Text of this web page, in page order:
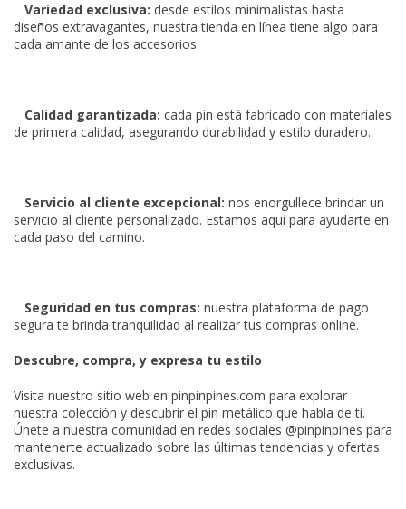
Variedad exclusiva: desde estilos minimalistas hasta
diseños extravagantes, nuestra tienda en línea tiene algo para
cada amante de los accesorios.
Calidad garantizada: cada pin está fabricado con materiales
de primera calidad, asegurando durabilidad y estilo duradero.
Servicio al cliente excepcional: nos enorgullece brindar un
servicio al cliente personalizado. Estamos aquí para ayudarte en
cada paso del camino.
Seguridad en tus compras: nuestra plataforma de pago
segura te brinda tranquilidad al realizar tus compras online.
Descubre, compra, y expresa tu estilo
Visita nuestro sitio web en pinpinpines.com para explorar
nuestra colección y descubrir el pin metálico que habla de ti.
Únete a nuestra comunidad en redes sociales @pinpinpines para
mantenerte actualizado sobre las últimas tendencias y ofertas
exclusivas.